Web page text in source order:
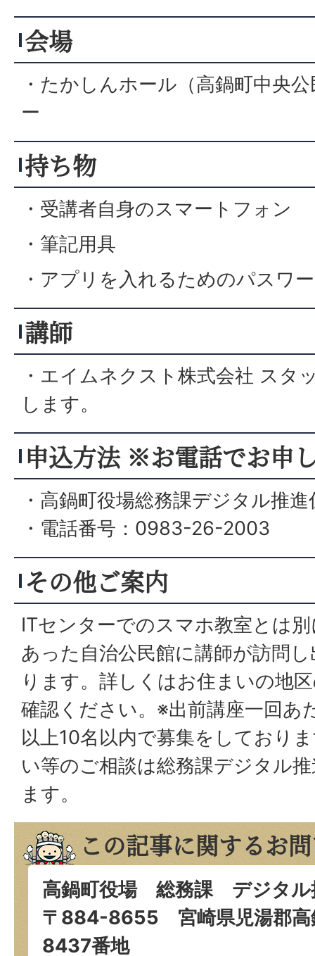
会場
・たかしんホール（高鍋町中央
ー
持ち物
・受講者自身のスマートフォン
・筆記用具
・アプリを入れるためのパスワ
講師
・エイムネクスト株式会社 スタ
します。
申込方法 ※お電話でお申
・高鍋町役場総務課デジタル推進
・電話番号：0983-26-2003
その他ご案内
ITセンターでのスマホ教室とは
あった自治公民館に講師が訪問
ります。詳しくはお住まいの地
確認ください。※出前講座一回あ
以上10名以内で募集をしており
い等のご相談は総務課デジタル
ます。
この記事に関するお
高鍋町役場 総務課 デジタル
〒884-8655 宮崎県児湯郡高
8437番地